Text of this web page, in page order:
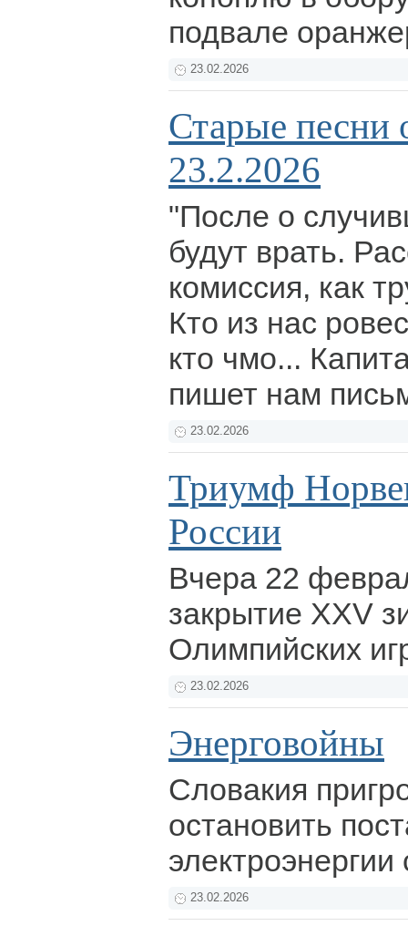
подвале
23.02.2026
Старые песни
23.2.2026
"После о
будут врать.
комиссия, как
Кто из нас
кто чмо...
пишет нам
23.02.2026
Триумф
России
Вчера 22
закрытие XXV
Олимпийских
23.02.2026
Энерговойны
Словакия
остановить
23.02.2026